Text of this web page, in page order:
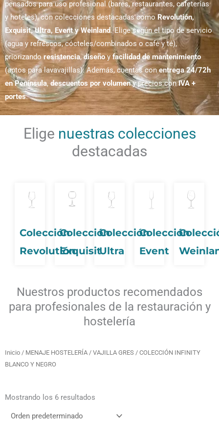
pensados para uso profesional (bares, restaurantes, cafeterías
y hoteles), con colecciones destacadas como Revolutión,
Exquisit, Ultra, Event y Weinland. Elige según el tipo de servicio
(agua y refrescos, cócteles/combinados o café y té),
priorizandoresistencia,diseñoyfacilidad de mantenimiento
(aptos para lavavajillas). Además, cuentas conentrega 24/72h
en Península,descuentos por volumeny precios conIVA +
portes.
Elige nuestras colecciones
destacadas
Colección
Revolutión
Colección
Exquisit
Colección
Ultra
Colección
Event
Nuestros productos recomendados
para profesionales de la restauración y
hostelería
Inicio / MENAJE HOSTELERÍA / VAJILLA GRES / COLECCIÓN INFINITY
BLANCO Y NEGRO
Mostrando los 6 resultados